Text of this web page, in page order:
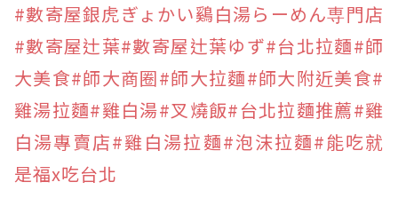
#數寄屋銀虎ぎょかい鷄白湯らーめん専門店
#數寄屋辻葉#數寄屋辻葉ゆず#台北拉麵#師
大美食#師大商圈#師大拉麵#師大附近美食#
雞湯拉麵#雞白湯#叉燒飯#台北拉麵推薦#雞
白湯專賣店#雞白湯拉麵#泡沫拉麵#能吃就
是福x吃台北